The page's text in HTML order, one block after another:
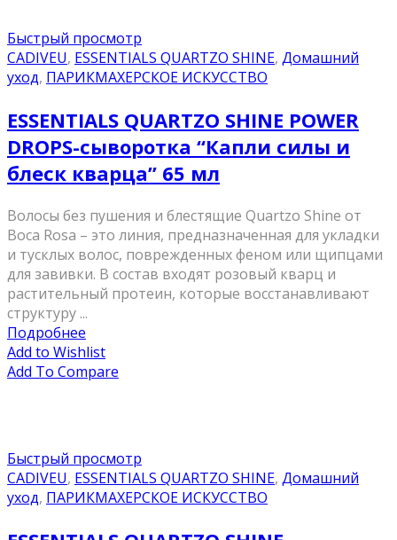
Быстрый просмотр
CADIVEU, ESSENTIALS QUARTZO SHINE, Домашний
уход, ПАРИКМАХЕРСКОЕ ИСКУССТВО
ESSENTIALS QUARTZO SHINE POWER
DROPS-сыворотка “Капли силы и
блеск кварца” 65 мл
Волосы без пушения и блестящие Quartzo Shine от
Boca Rosa – это линия, предназначенная для укладки
и тусклых волос, поврежденных феном или щипцами
для завивки. В состав входят розовый кварц и
растительный протеин, которые восстанавливают
структуру ...
Подробнее
Add to Wishlist
Add To Compare
Быстрый просмотр
CADIVEU, ESSENTIALS QUARTZO SHINE, Домашний
уход, ПАРИКМАХЕРСКОЕ ИСКУССТВО